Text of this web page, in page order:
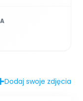
Dodaj swoje zdjęcia